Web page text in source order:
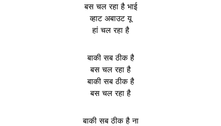
बस चल रहा है भाई
व्हाट अबाउट यू
हां चल रहा है
बाकी सब ठीक है
बस चल रहा है
बाकी सब ठीक है
बस चल रहा है
बाकी सब ठीक है ना